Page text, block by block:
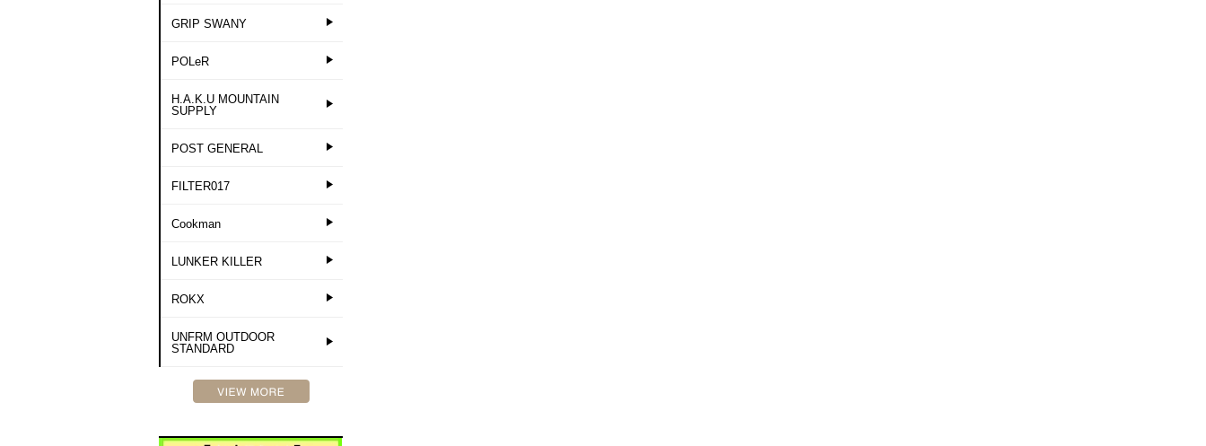
GRIP SWANY
POLeR
H.A.K.U MOUNTAIN
SUPPLY
POST GENERAL
FILTER017
Cookman
LUNKER KILLER
ROKX
UNFRM OUTDOOR
STANDARD